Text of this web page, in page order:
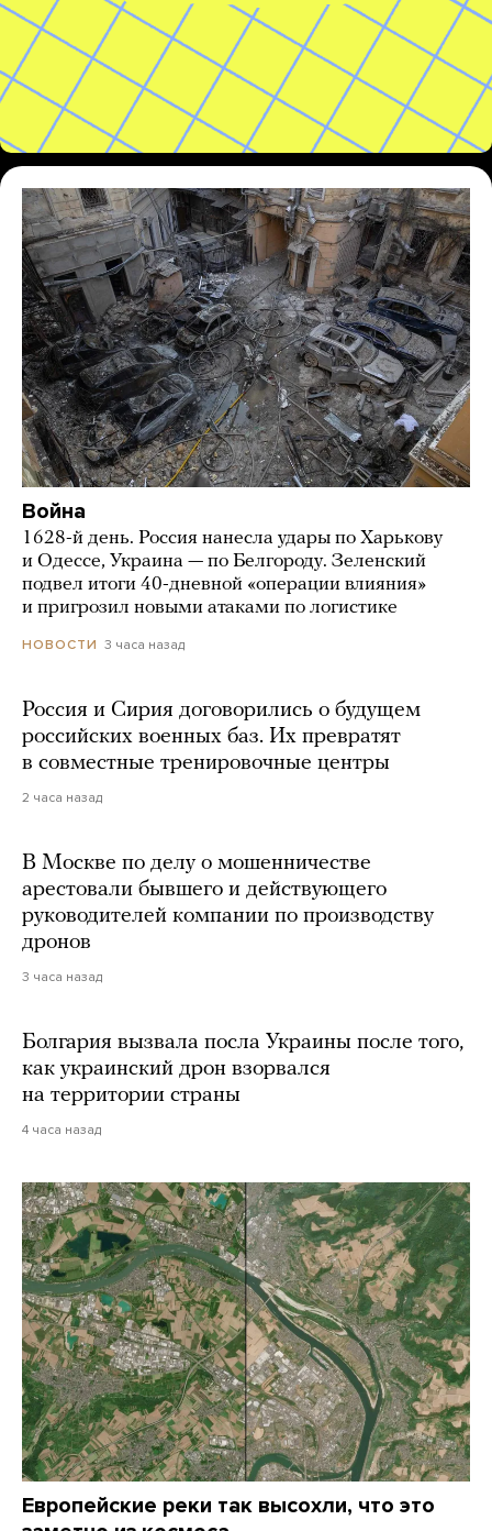
Война
1628-й день. Россия нанесла удары по Харькову
и Одессе, Украина — по Белгороду. Зеленский
подвел итоги 40-дневной «операции влияния»
и пригрозил новыми атаками по логистике
НОВОСТИ 3 часа назад
Россия и Сирия договорились о будущем
российских военных баз. Их превратят
в совместные тренировочные центры
2 часа назад
В Москве по делу о мошенничестве
арестовали бывшего и действующего
руководителей компании по производству
дронов
3 часа назад
Болгария вызвала посла Украины после того,
как украинский дрон взорвался
на территории страны
4 часа назад
Европейские реки так высохли, что это